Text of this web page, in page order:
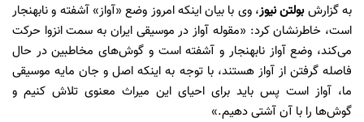
به گزارشبولتن نیوز، وی با بیان اینکه امروز وضع «آواز» آشفته و نابهنجار
است، خاطرنشان کرد: «مقوله آواز در موسیقی ایران به سمت انزوا حرکت
می‌کند، وضع آواز نابهنجار و آشفته است و گوش‌های مخاطبین در حال
فاصله گرفتن از آواز هستند، با توجه به اینکه اصل و جان مایه موسیقی
ما، آواز است پس باید برای احیای این میراث معنوی تلاش کنیم و
گوش‌ها را با آن آشتی دهیم.»